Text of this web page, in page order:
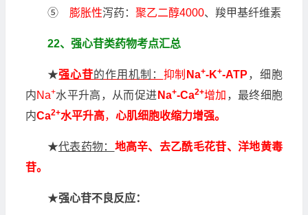
⑤ 膨胀性泻药： 聚乙二醇4000、羧甲基纤维素
22、强心苷类药物考点汇总
★强心苷的作用机制： 抑制 Na+-K+-ATP ，细胞
内Na+水平升高，从而促进 Na+-Ca2+增加 ，最终细胞
内Ca2+水平升高， 心肌细胞收缩力增强。
★代表药物： 地高辛、去乙酰毛花苷、洋地黄毒
苷。
★强心苷不良反应：